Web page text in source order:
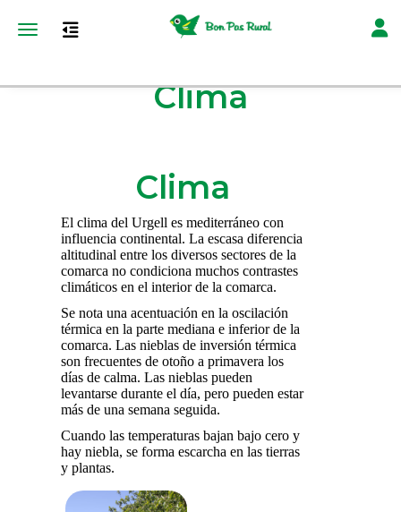
Toggle navigation
Clima
Clima
El clima del Urgell es mediterráneo con
influencia continental. La escasa diferencia
altitudinal entre los diversos sectores de la
comarca no condiciona muchos contrastes
climáticos en el interior de la comarca.
Se nota una acentuación en la oscilación
térmica en la parte mediana e inferior de la
comarca. Las nieblas de inversión térmica
son frecuentes de otoño a primavera los
días de calma. Las nieblas pueden
levantarse durante el día, pero pueden estar
más de una semana seguida.
Cuando las temperaturas bajan bajo cero y
hay niebla, se forma escarcha en las tierras
y plantas.